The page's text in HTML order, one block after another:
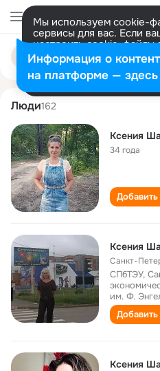
Мы используем cookie-
сервисы для вас. Если
настроить cookie-
представитель. Больше
Разрешить все
Поиск
людям
kseniya shakhova
Люди162
Ксения
34 года
Ксения
Санкт-
СПбТЭУ,
им. Ф.
Ксения
Информация о
на платформе — здесь